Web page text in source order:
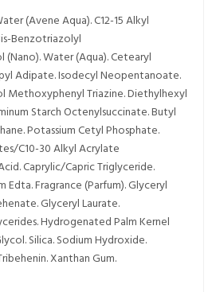
(Avene Aqua). C12-15 Alkyl
Benzotriazolyl
Water (Aqua). Cetearyl
Adipate. Isodecyl Neopentanoate.
Methoxyphenyl Triazine. Diethylhexyl
Starch Octenylsuccinate. Butyl
Potassium Cetyl Phosphate.
C10-30 Alkyl Acrylate
Caprylic/Capric Triglyceride.
Edta. Fragrance (Parfum). Glyceryl
Glyceryl Laurate.
Hydrogenated Palm Kernel
Silica. Sodium Hydroxide.
Xanthan Gum.